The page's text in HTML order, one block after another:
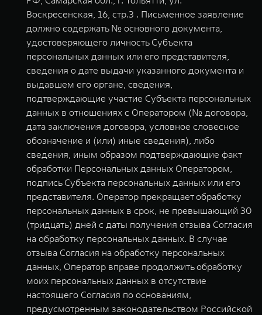
Воскресенская, 16, стр.3 . Письменное заявление
должно содержать № основного документа,
удостоверяющего личность Субъекта
персональных данных или его представителя,
сведения о дате выдачи указанного документа и
выдавшем его органе, сведения,
подтверждающие участие Субъекта персональных
данных в отношениях с Оператором (№ договора,
дата заключения договора, условное словесное
обозначение и (или) иные сведения), либо
сведения, иным образом подтверждающие факт
обработки Персональных данных Оператором,
подпись Субъекта персональных данных или его
представителя. Оператор прекращает обработку
персональных данных в срок, не превышающий 30
(тридцать) дней с даты получения отзыва Согласия
на обработку персональных данных. В случае
отзыва Согласия на обработку персональных
данных, Оператор вправе продолжить обработку
моих персональных данных в отсутствие
настоящего Согласия по основаниям,
предусмотренным законодательством Российской